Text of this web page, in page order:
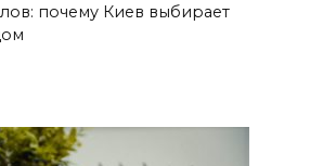
почему Киев выбирает